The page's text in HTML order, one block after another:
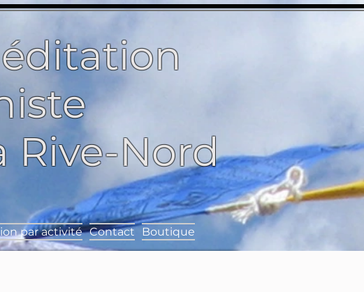
Rive-Nord
par activité Contact Boutique